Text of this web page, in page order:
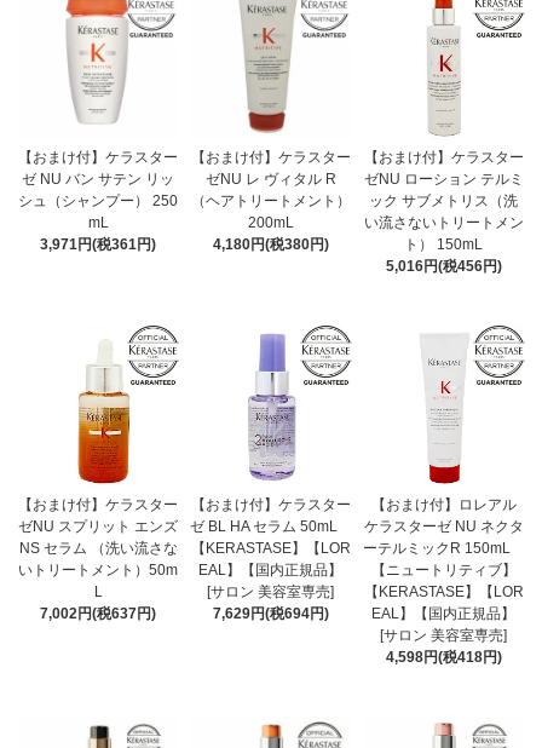
【おまけ付】ケラスター
ゼ NU バン サテン リッ
シュ（シャンプー） 250
mL
3,971円(税361円)
【おまけ付】ケラスター
ゼNU レ ヴィタル R
（ヘアトリートメント）
200mL
4,180円(税380円)
【おまけ付】ケラスター
ゼNU ローション テルミ
ック サブメトリス（洗
い流さないトリートメン
ト） 150mL
5,016円(税456円)
【おまけ付】ケラスター
ゼNU スプリット エンズ
NS セラム （洗い流さな
いトリートメント）50m
L
7,002円(税637円)
【おまけ付】ケラスター
ゼ BL HA セラム 50mL
【KERASTASE】【LOR
EAL】【国内正規品】
[サロン 美容室専売]
7,629円(税694円)
【おまけ付】ロレアル
ケラスターゼ NU ネクタ
ーテルミックR 150mL
【ニュートリティブ】
【KERASTASE】【LOR
EAL】【国内正規品】
[サロン 美容室専売]
4,598円(税418円)